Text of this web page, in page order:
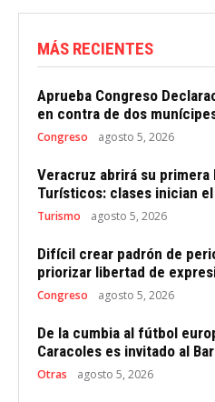
MÁS RECIENTES
Aprueba Congreso
en contra de dos
Congreso agosto 5, 2026
Veracruz abrirá su primera
Turísticos: clases inician
Turismo agosto 5, 2026
Difícil crear padrón de
priorizar libertad de
Congreso agosto 5, 2026
De la cumbia al fútbol
Caracoles es invitado al
Otras agosto 5, 2026